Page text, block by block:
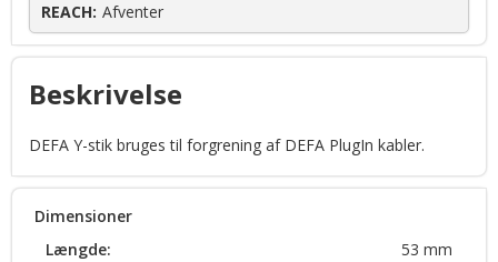
REACH: Afventer
Beskrivelse
DEFA Y-stik bruges til forgrening af DEFA PlugIn kabler.
Dimensioner
Længde:
53 mm